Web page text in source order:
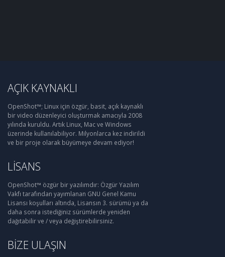
AÇIK KAYNAKLI
OpenShot™; Linux için özgür, basit, açık kaynaklı
bir video düzenleyici oluşturmak amacıyla 2008
yılında kuruldu. Artık Linux, Mac ve Windows
üzerinde kullanılabiliyor. Milyonlarca kez indirildi
ve bir proje olarak büyümeye devam ediyor!
LISANS
OpenShot™ özgür bir yazılımdır: Özgür Yazılım
Vakfı tarafından yayımlanan GNU Genel Kamu
Lisansı koşulları altında, Lisansın 3. sürümü ya da
daha sonra istediğiniz sürümlerde yeniden
dağıtabilir ve / veya değiştirebilirsiniz.
BIZE ULAŞIN